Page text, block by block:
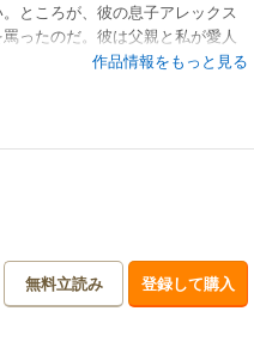
ところが、彼の息子アレックス
ったのだ。彼は父親と私が愛人
ね。彼に宣戦布告するように仕
作品情報をもっと見る
無料立読み 登録して購入